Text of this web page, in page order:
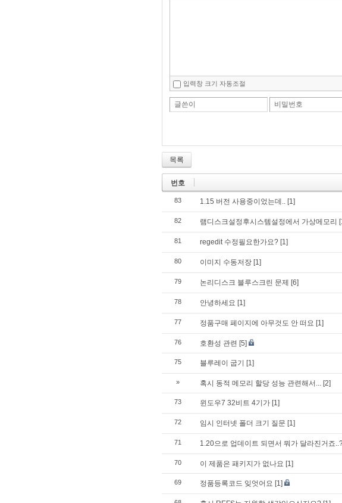
입력창 크기 자동조절
글쓴이 비밀번호
목록
번호
83 1.15 버전 사용중이었는데.. [1]
82 램디스크설정후시스템설정에서 가상메모리
81 regedit 수정필요한가요? [1]
80 이미지 수동저장 [1]
79 논리디스크 블루스크린 문제 [6]
78 안녕하세요 [1]
77 정품구매 페이지에 아무것도 안 떠요 [1]
76 호환성 관련 [5]
75 블루레이 굽기 [1]
» 혹시 동적 메모리 할당 성능 관련해서... [2]
73 윈도우7 32비트 4기가 [1]
72 임시 인터넷 폴더 크기 질문 [1]
71 1.20으로 업데이트 되면서 뭐가 달라진거죠
70 이 제품은 패키지가 없나요 [1]
69 정품등록코드 잊엇어요 [1]